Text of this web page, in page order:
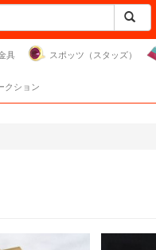
具 スポッツ（スタッズ）
クション